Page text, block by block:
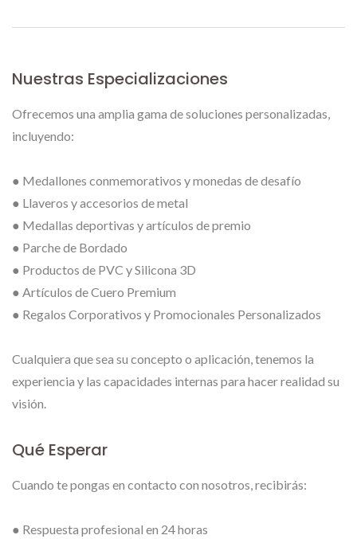
Nuestras Especializaciones
Ofrecemos una amplia gama de soluciones personalizadas,
incluyendo:
● Medallones conmemorativos y monedas de desafío
● Llaveros y accesorios de metal
● Medallas deportivas y artículos de premio
● Parche de Bordado
● Productos de PVC y Silicona 3D
● Artículos de Cuero Premium
● Regalos Corporativos y Promocionales Personalizados
Cualquiera que sea su concepto o aplicación, tenemos la
experiencia y las capacidades internas para hacer realidad su
visión.
Qué Esperar
Cuando te pongas en contacto con nosotros, recibirás:
● Respuesta profesional en 24 horas